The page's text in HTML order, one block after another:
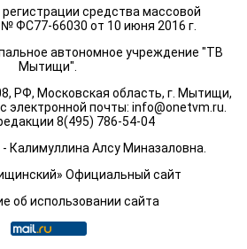
средства массовой
ФС77-66030 от 10 июня 2016 г.
автономное учреждение "ТВ
Мытищи".
РФ, Московская область, г. Мытищи,
электронной почты: info@onetvm.ru
8(495) 786-54-04
Калимуллина Алсу Миназаловна.
Официальный сайт
об использовании сайта